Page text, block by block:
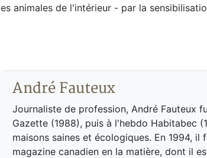
animales de l'intérieur - par la
André Fauteux
Journaliste de profession, André Fauteux
Gazette (1988), puis à l'hebdo Habitabec
maisons saines et écologiques. En 1994,
magazine canadien en la matière, dont il